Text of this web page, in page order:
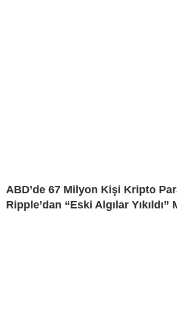
ABD’de 67 Milyon Kişi Kripto
Ripple’dan “Eski Algılar Yıkıldı”